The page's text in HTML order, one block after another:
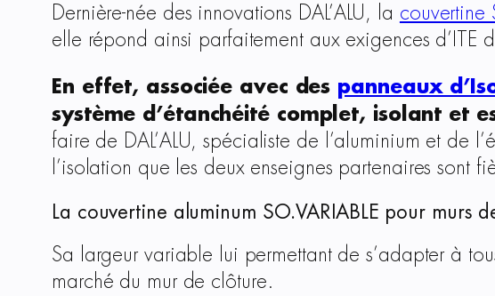
Dernière-née des innovations DAL’ALU, la couvertine
elle répond ainsi parfaitement aux exigences d’ITE
En effet, associée avec des panneaux
système d’étanchéité complet, isolant et
faire de DAL’ALU, spécialiste de l’aluminium et de
l’isolation que les deux enseignes partenaires sont
La couvertine aluminum SO.VARIABLE pour murs
Sa largeur variable lui permettant de s’adapter à
marché du mur de clôture.